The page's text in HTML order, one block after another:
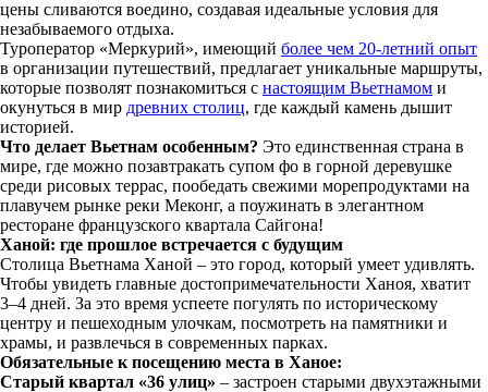
цены сливаются воедино, создавая идеальные условия для
незабываемого отдыха.
Туроператор «Меркурий», имеющий более чем 20-летний опыт
в организации путешествий, предлагает уникальные маршруты,
которые позволят познакомиться с настоящим Вьетнамом и
окунуться в мир древних столиц, где каждый камень дышит
историей.
Что делает Вьетнам особенным? Это единственная страна в
мире, где можно позавтракать супом фо в горной деревушке
среди рисовых террас, пообедать свежими морепродуктами на
плавучем рынке реки Меконг, а поужинать в элегантном
ресторане французского квартала Сайгона!
Ханой: где прошлое встречается с будущим
Столица Вьетнама Ханой – это город, который умеет удивлять.
Чтобы увидеть главные достопримечательности Ханоя, хватит
3–4 дней. За это время успеете погулять по историческому
центру и пешеходным улочкам, посмотреть на памятники и
храмы, и развлечься в современных парках.
Обязательные к посещению места в Ханое:
Старый квартал «36 улиц» – застроен старыми двухэтажными